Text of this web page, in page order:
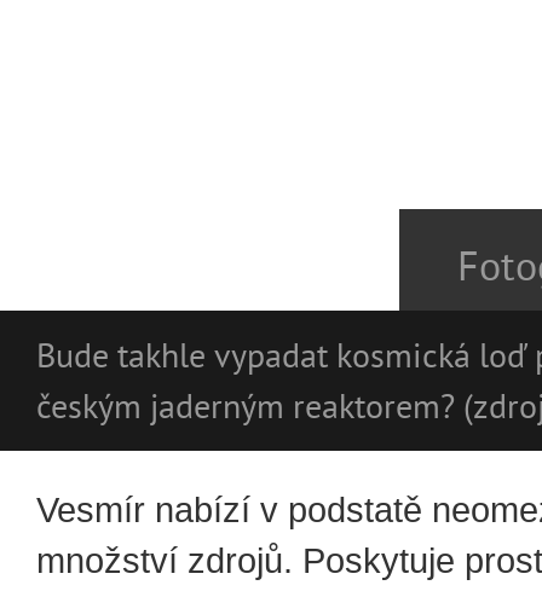
Bude takhle vypadat kosmická loď
českým jaderným reaktorem?
Vesmír nabízí v podstatě
množství zdrojů. Poskytuje